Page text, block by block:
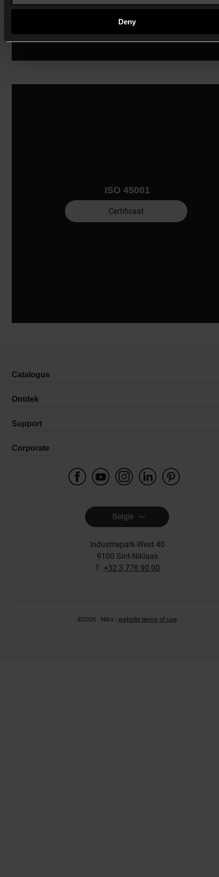
Deny
ISO 45001
Certificaat
Catalogus
Ontdek
Support
Corporate
België
Industriepark-West 40
9100 Sint-Niklaas
T: +32 3 778 90 00
©2026 - Niko - website terms of use